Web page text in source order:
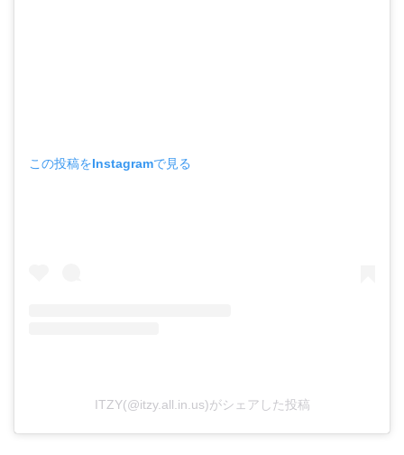
この投稿をInstagramで見る
ITZY(@itzy.all.in.us)がシェアした投稿